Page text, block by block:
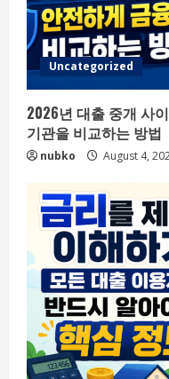
Uncategorized
2026년 대출 중개 사
기관을 비교하는 방법
nubko August 4,